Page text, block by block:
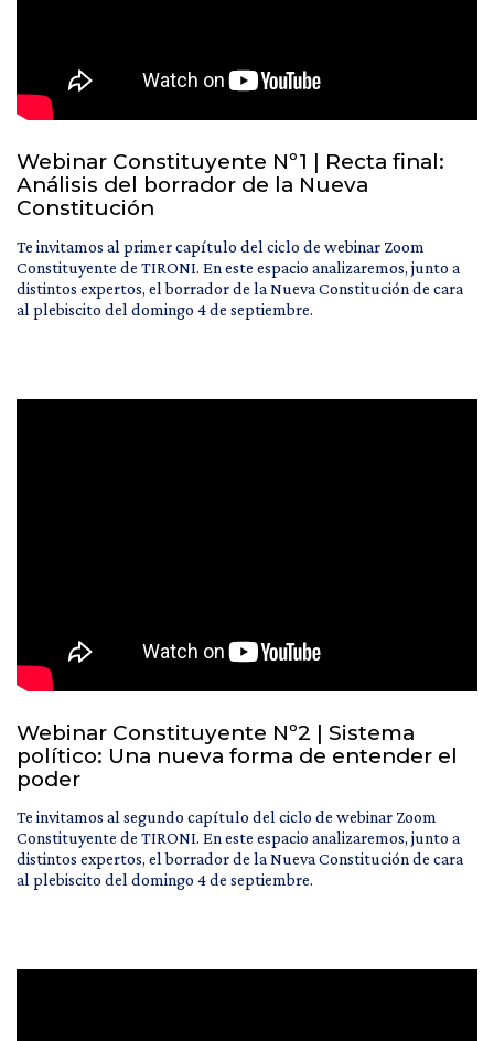
Webinar Constituyente Nº1 | Recta final:
Análisis del borrador de la Nueva
Constitución
Te invitamos al primer capítulo del ciclo de webinar Zoom
Constituyente de TIRONI. En este espacio analizaremos, junto a
distintos expertos, el borrador de la Nueva Constitución de cara
al plebiscito del domingo 4 de septiembre.
Webinar Constituyente Nº2 | Sistema
político: Una nueva forma de entender el
poder
Te invitamos al segundo capítulo del ciclo de webinar Zoom
Constituyente de TIRONI. En este espacio analizaremos, junto a
distintos expertos, el borrador de la Nueva Constitución de cara
al plebiscito del domingo 4 de septiembre.